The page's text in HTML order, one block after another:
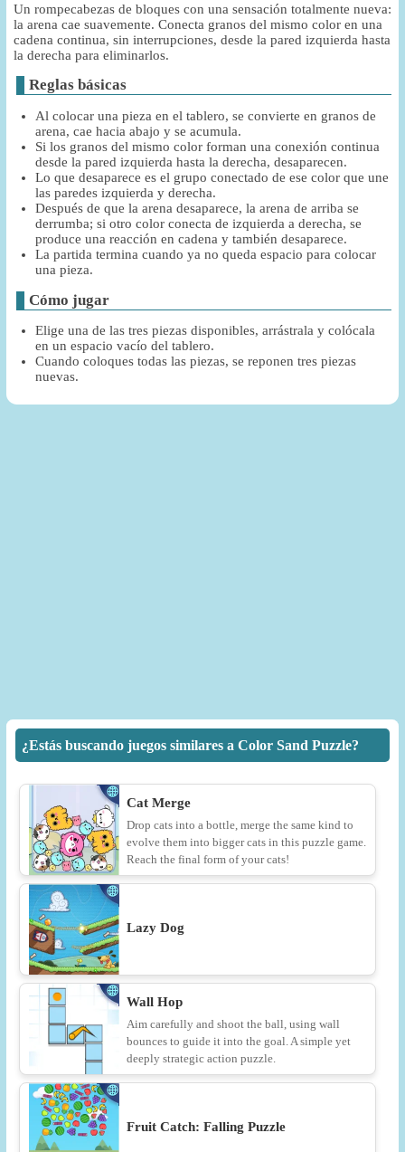
Un rompecabezas de bloques con una sensación totalmente nueva:
la arena cae suavemente. Conecta granos del mismo color en una
cadena continua, sin interrupciones, desde la pared izquierda hasta
la derecha para eliminarlos.
Reglas básicas
Al colocar una pieza en el tablero, se convierte en granos de
arena, cae hacia abajo y se acumula.
Si los granos del mismo color forman una conexión continua
desde la pared izquierda hasta la derecha, desaparecen.
Lo que desaparece es el grupo conectado de ese color que une
las paredes izquierda y derecha.
Después de que la arena desaparece, la arena de arriba se
derrumba; si otro color conecta de izquierda a derecha, se
produce una reacción en cadena y también desaparece.
La partida termina cuando ya no queda espacio para colocar
una pieza.
Cómo jugar
Elige una de las tres piezas disponibles, arrástrala y colócala
en un espacio vacío del tablero.
Cuando coloques todas las piezas, se reponen tres piezas
nuevas.
¿Estás buscando juegos similares a Color Sand Puzzle?
Cat Merge
Drop cats into a bottle, merge the same kind to
evolve them into bigger cats in this puzzle game.
Reach the final form of your cats!
Lazy Dog
Wall Hop
Aim carefully and shoot the ball, using wall
bounces to guide it into the goal. A simple yet
deeply strategic action puzzle.
Fruit Catch: Falling Puzzle